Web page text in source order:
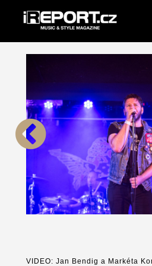
VIDEO: Jan Bendig a Markéta